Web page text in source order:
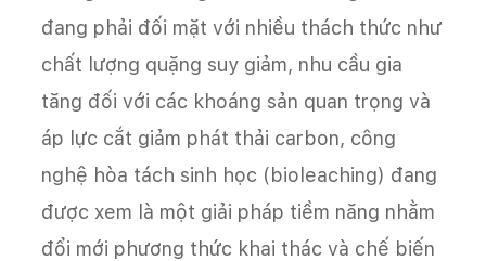
đang phải đối mặt với nhiều thách thức như
chất lượng quặng suy giảm, nhu cầu gia
tăng đối với các khoáng sản quan trọng và
áp lực cắt giảm phát thải carbon, công
nghệ hòa tách sinh học (bioleaching) đang
được xem là một giải pháp tiềm năng nhằm
đổi mới phương thức khai thác và chế biến